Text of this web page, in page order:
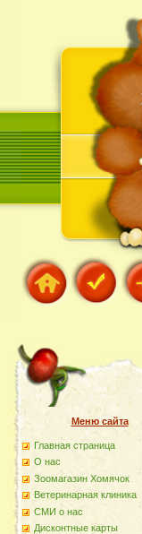
Меню сайта
Главная страница
О наc
Зоомагазин Хомячок
Ветеринарная клиника
СМИ о нас
Дисконтные карты